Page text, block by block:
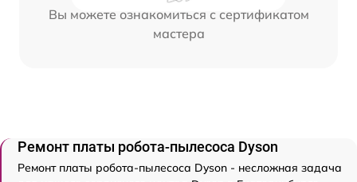
Вы можете ознакомиться с сертификатом
мастера
Ремонт платы робота-пылесоса Dyson
Ремонт платы робота-пылесоса Dyson - несложная задача